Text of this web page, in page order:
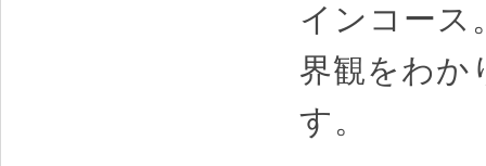
インコース
界観をわか
す。